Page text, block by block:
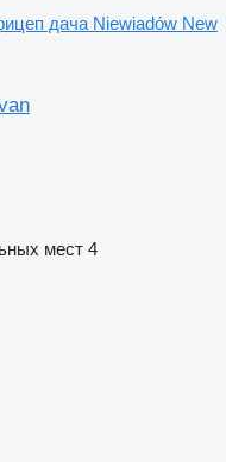
дача Niewiadów New
мест 4